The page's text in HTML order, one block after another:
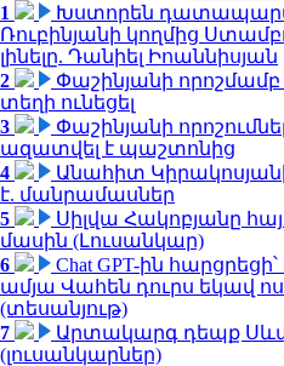
1
Խստորեն
Ռուբինյանի կողմից
լինելը. Դանիել Իոաննիսյան
2
Փաշինյանի
տեղի ունեցել
3
Փաշինյանի
ազատվել է պաշտոնից
4
Անահիտ
է. մանրամասներ
5
Սիլվա Հակոբյանը
մասին (Լուսանկար)
6
Chat GPT-ին
ամյա Վահեն դուրս եկավ
(տեսանյութ)
7
Արտակարգ դեպք
(լուսանկարներ)